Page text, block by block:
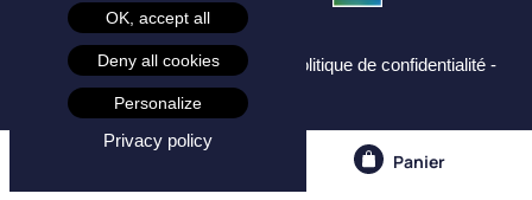
Panier
Mentions légales -CGU - CGV -
Politique de confidentialité -
Cookies -
OK, accept all
Deny all cookies
Personalize
Privacy policy